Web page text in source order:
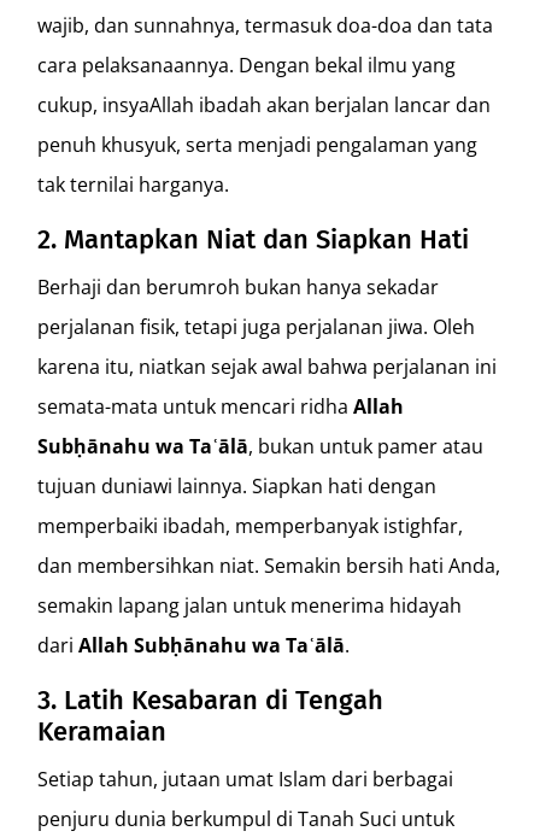
wajib, dan sunnahnya, termasuk doa-doa dan tata
cara pelaksanaannya. Dengan bekal ilmu yang
cukup, insyaAllah ibadah akan berjalan lancar dan
penuh khusyuk, serta menjadi pengalaman yang
tak ternilai harganya.
2. Mantapkan Niat dan Siapkan Hati
Berhaji dan berumroh bukan hanya sekadar
perjalanan fisik, tetapi juga perjalanan jiwa. Oleh
karena itu, niatkan sejak awal bahwa perjalanan ini
semata-mata untuk mencari ridhaAllah
Subḥānahu wa Taʿālā, bukan untuk pamer atau
tujuan duniawi lainnya. Siapkan hati dengan
memperbaiki ibadah, memperbanyak istighfar,
dan membersihkan niat. Semakin bersih hati Anda,
semakin lapang jalan untuk menerima hidayah
dariAllah Subḥānahu wa Taʿālā.
3. Latih Kesabaran di Tengah
Keramaian
Setiap tahun, jutaan umat Islam dari berbagai
penjuru dunia berkumpul di Tanah Suci untuk